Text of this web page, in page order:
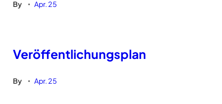
By • Apr. 25
Veröffentlichungsplan
By • Apr. 25